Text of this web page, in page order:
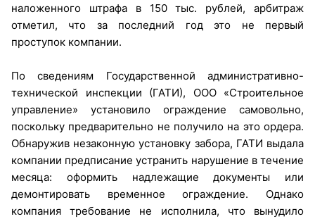
наложенного штрафа в 150 тыс. рублей, арбитраж
отметил, что за последний год это не первый
проступок компании.
По сведениям Государственной административно-
технической инспекции (ГАТИ), ООО «Строительное
управление» установило ограждение самовольно,
поскольку предварительно не получило на это ордера.
Обнаружив незаконную установку забора, ГАТИ выдала
компании предписание устранить нарушение в течение
месяца: оформить надлежащие документы или
демонтировать временное ограждение. Однако
компания требование не исполнила, что вынудило